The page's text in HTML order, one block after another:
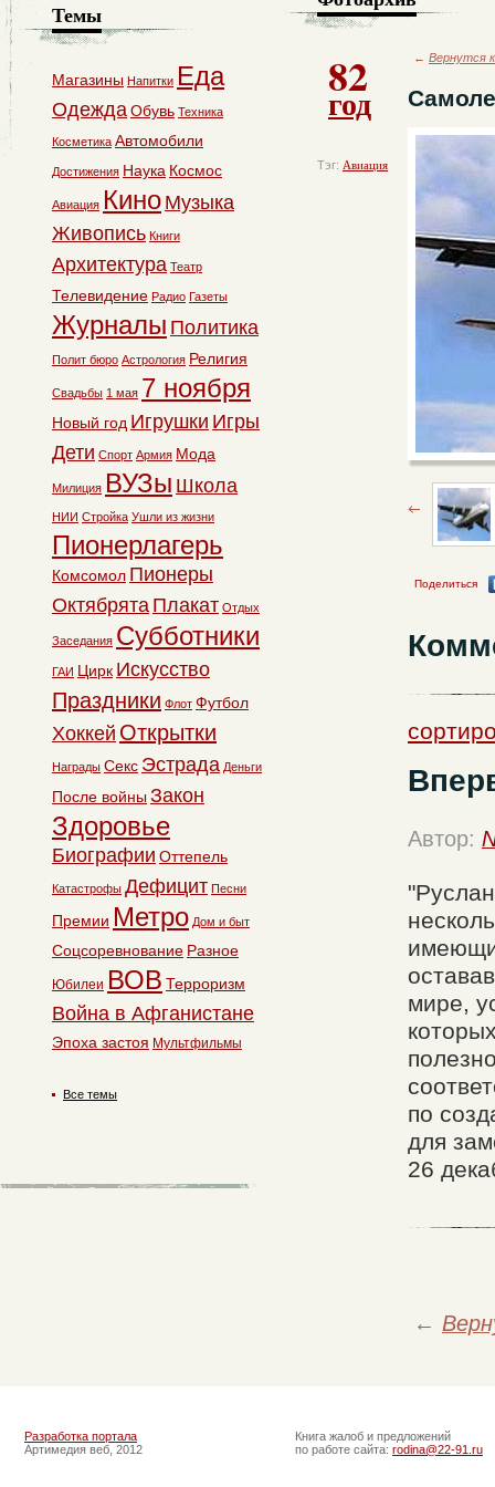
82
год
Тэг: Авиация
← Вернутся
Поделиться
Автор:
мире,
по
для
26
←
Темы
Магазины Напитки Еда
ОдеждаОбувь Техника
Косметика Автомобили
Достижения Наука Космос
Авиация Кино Музыка
Живопись Книги
Архитектура Театр
Телевидение Радио Газеты
Журналы Политика
Полит бюро Астрология Религия
Свадьбы 1 мая 7 ноября
Новый год Игрушки Игры
Дети Спорт Армия Мода
Милиция ВУЗы Школа
НИИ Стройка Ушли из жизни
Пионерлагерь
Комсомол Пионеры
Октябрята Плакат Отдых
Заседания Субботники
ГАИ Цирк Искусство
Праздники Флот Футбол
Хоккей Открытки
Награды Секс Эстрада Деньги
После войны Закон
Здоровье
Биографии Оттепель
Катастрофы Дефицит Песни
Премии Метро Дом и быт
Соцсоревнование Разное
Юбилеи ВОВ Терроризм
Война в Афганистане
Эпоха застоя Мультфильмы
Все темы
Разработка портала
Артимедия веб, 2012
Книга жалоб и предложений
по работе сайта: rodina@22-91.ru